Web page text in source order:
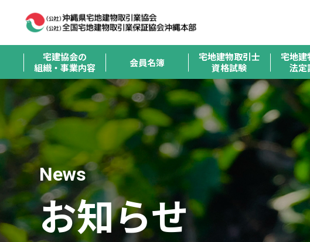
宅建協会の
組織・事業内容
会員名簿
宅地建物取引士
資格試験
宅地建
法定
News
お知らせ